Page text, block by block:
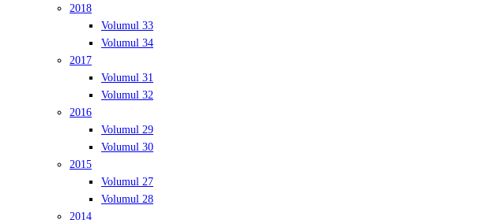
2018
Volumul 33
Volumul 34
2017
Volumul 31
Volumul 32
2016
Volumul 29
Volumul 30
2015
Volumul 27
Volumul 28
2014